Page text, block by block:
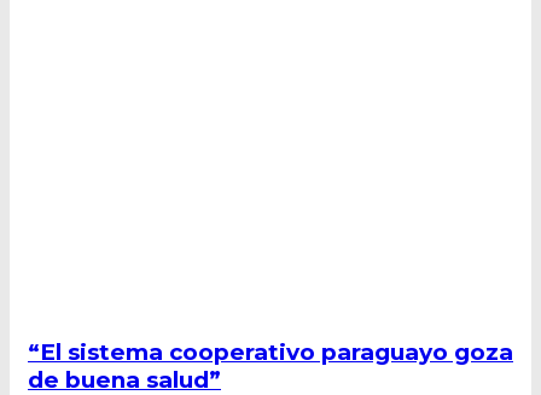
“El sistema cooperativo paraguayo goza
de buena salud”